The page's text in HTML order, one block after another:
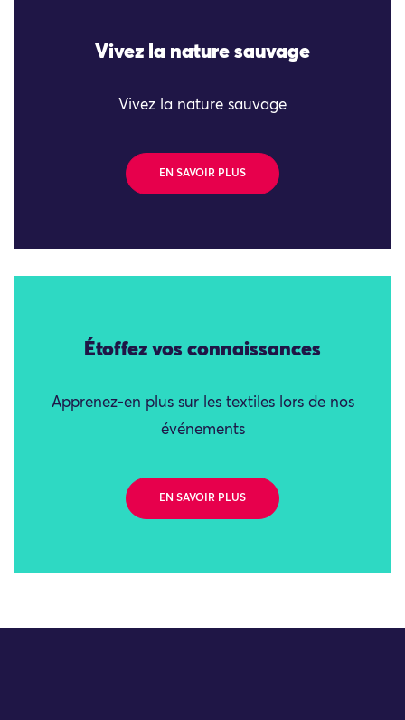
Vivez la nature sauvage
Vivez la nature sauvage
EN SAVOIR PLUS
Étoffez vos connaissances
Apprenez-en plus sur les textiles lors de nos
événements
EN SAVOIR PLUS